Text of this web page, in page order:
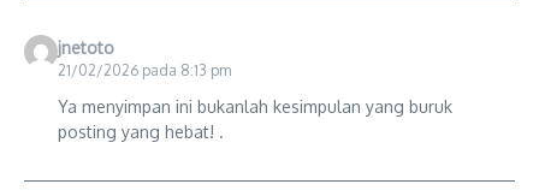
jnetoto
21/02/2026 pada 8:13 pm
Ya menyimpan ini bukanlah kesimpulan yang buruk
posting yang hebat! .